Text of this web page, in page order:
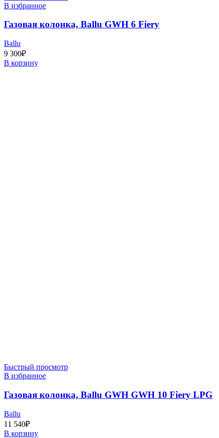
В избранное
Газовая колонка, Ballu GWH 6 Fiery
Ballu
9 300₽
В корзину
Быстрый просмотр
В избранное
Газовая колонка, Ballu GWH GWH 10 Fiery LPG
Ballu
11 540₽
В корзину